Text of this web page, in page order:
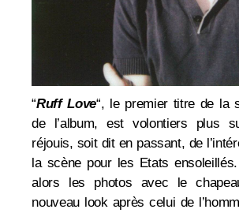
“Ruff Love“, le premier titre de la
de l’album, est volontiers plus
réjouis, soit dit en passant, de
la scène pour les Etats
alors les photos avec le
nouveau look après celui de